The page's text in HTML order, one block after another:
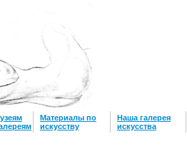
Материалы по
искусству
Наша галерея
искусcтва